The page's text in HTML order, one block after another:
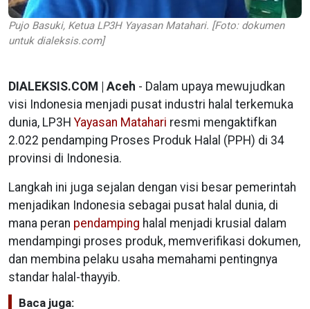
Pujo Basuki, Ketua LP3H Yayasan Matahari. [Foto: dokumen
untuk dialeksis.com]
DIALEKSIS.COM | Aceh - Dalam upaya mewujudkan
visi Indonesia menjadi pusat industri halal terkemuka
dunia, LP3HYayasan Matahari resmi mengaktifkan
2.022 pendamping Proses Produk Halal (PPH) di 34
provinsi di Indonesia.
Langkah ini juga sejalan dengan visi besar pemerintah
menjadikan Indonesia sebagai pusat halal dunia, di
mana peran pendamping halal menjadi krusial dalam
mendampingi proses produk, memverifikasi dokumen,
dan membina pelaku usaha memahami pentingnya
standar halal-thayyib.
Baca juga: